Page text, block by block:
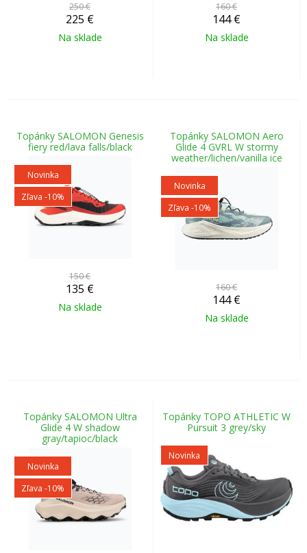
250 €
225 €
Na sklade
160 €
144 €
Na sklade
Topánky SALOMON Genesis
fiery red/lava falls/black
Novinka
Zľava -10%
150 €
135 €
Na sklade
Topánky SALOMON Aero
Glide 4 GVRL W stormy
weather/lichen/vanilla ice
Novinka
Zľava -10%
160 €
144 €
Na sklade
Topánky SALOMON Ultra
Glide 4 W shadow
gray/tapioc/black
Novinka
Zľava -10%
Topánky TOPO ATHLETIC W
Pursuit 3 grey/sky
Novinka